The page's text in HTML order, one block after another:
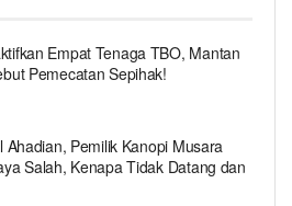
Empat Tenaga TBO, Mantan
Pemecatan Sepihak!
Ahadian, Pemilik Kanopi Musara
Salah, Kenapa Tidak Datang dan